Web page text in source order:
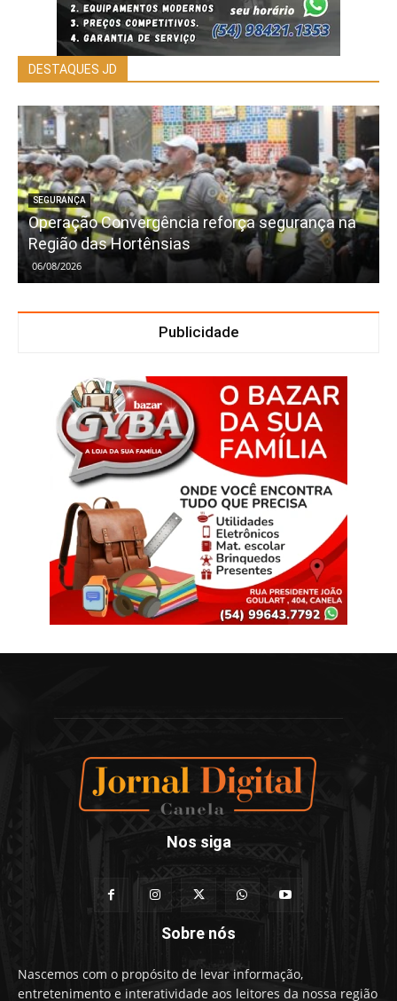
DESTAQUES JD
SEGURANÇA
Operação Convergência reforça segurança na
Região das Hortênsias
06/08/2026
Publicidade
Nos siga
Sobre nós
Nascemos com o propósito de levar informação,
entretenimento e interatividade aos leitores da nossa região